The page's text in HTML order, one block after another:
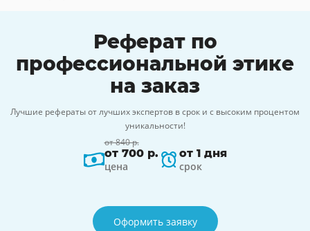
Реферат по
профессиональной этике
на заказ
Лучшие рефераты от лучших экспертов в срок и с высоким процентом
уникальности!
от 840 р.
от 700 р.
цена
от 1 дня
срок
Оформить заявку